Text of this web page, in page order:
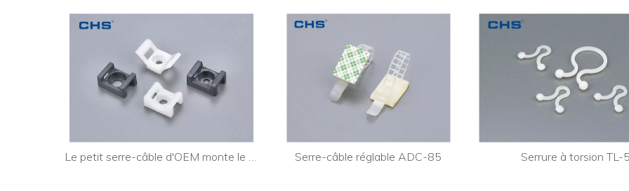
Le petit serre-câble d'OEM monte le support de serre-câble de fil électrique CTH-2B Serre-câble réglable ADC-85 Serrure à torsion TL-5